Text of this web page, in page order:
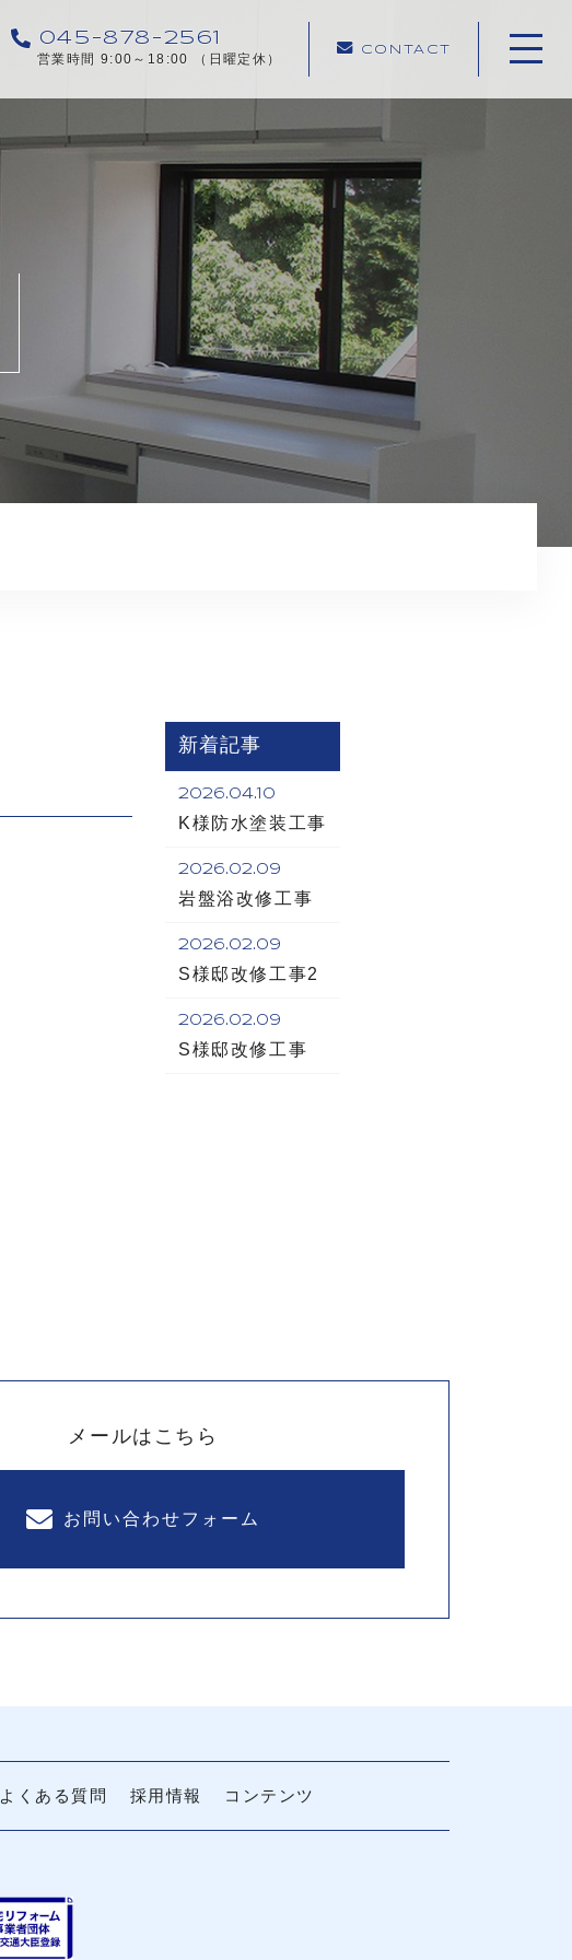
045-878-2561
営業時間 9:00～18:00 （日曜定休）
CONTACT
当社について
新着情報
施工メニュー
施工実績
施工の流れ
よくある質問
コンテンツ
新着記事
2026.04.10
K様防水塗装工事
2026.02.09
岩盤浴改修工事
2026.02.09
S様邸改修工事2
2026.02.09
S様邸改修工事
メールはこちら
お問い合わせフォーム
よくある質問 採用情報 コンテンツ